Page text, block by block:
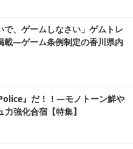
で、ゲームしなさい」ゲムトレ
載―ゲーム条例制定の香川県内
』だ！！―モノトーン鮮や
強化合宿【特集】